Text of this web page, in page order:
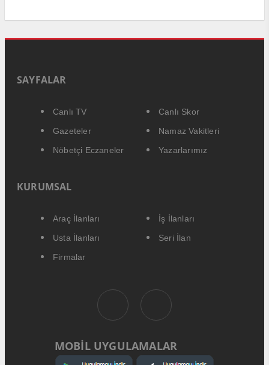
SAYFALAR
Canlı TV
Canlı Skor
Gazeteler
Namaz Vakitleri
Nöbetçi Eczaneler
Yazarlarımız
KURUMSAL
Araç İlanları
İş İlanları
Usta İlanları
Seri İlan
Firmalar
MOBİL UYGULAMALAR